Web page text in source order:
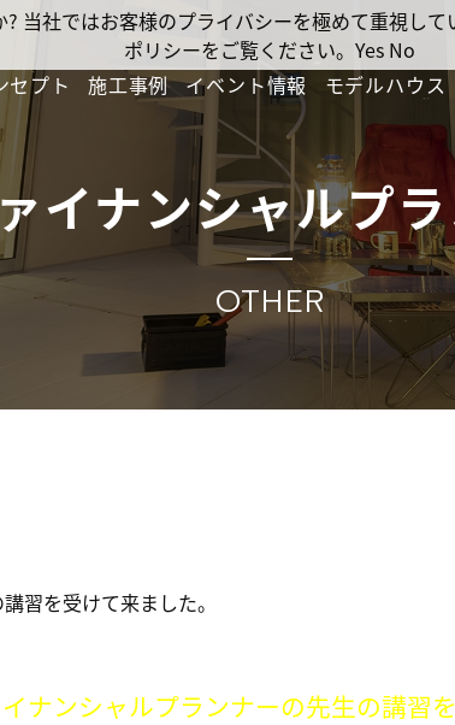
セプト 施工事例 イベント情報 モデルハウス
イナンシャルプ
OTHER
習を受けて来ました。
ナンシャルプランナーの先生の講習を
当社ではお客様のプライバシーを極めて重視し
ポリシーをご覧ください。 Yes No